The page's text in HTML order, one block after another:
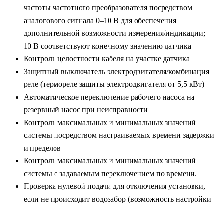
частоты частотного преобразователя посредством
аналогового сигнала 0–10 В для обеспечения
дополнительной возможности измерения/индикации;
10 В соответствуют конечному значению датчика
Контроль целостности кабеля на участке датчика
Защитный выключатель электродвигателя/комбинация
реле (термореле защиты электродвигателя от 5,5 кВт)
Автоматическое переключение рабочего насоса на
резервный насос при неисправности
Контроль максимальных и минимальных значений
системы посредством настраиваемых времени задержки
и пределов
Контроль максимальных и минимальных значений
системы с задаваемым переключением по времени.
Проверка нулевой подачи для отключения установки,
если не происходит водозабор (возможность настройки